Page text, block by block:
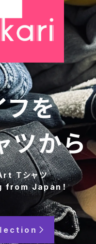
を
ツから
Tシャツ
Japan！